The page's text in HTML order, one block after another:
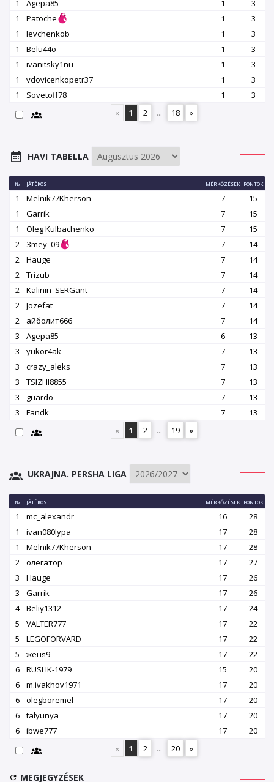
1
Agepa85 1
3
1
Patoche 1
3
1
levchenkob 1
3
1
Belu44o 1
3
1
ivanitsky1nu 1
3
1
vdovicenkopetr37 1
3
1
Sovetoff78 1
3
«
1 2 ... 18 »
HAVI TABELLA
№ JÁTÉKOS MÉRKŐZÉSEK PONTOK
1 Melnik77Kherson 7
15
1
Garrik 7
15
1
Oleg Kulbachenko 7
15
2
Зmey_09 7
14
2
Hauge 7
14
2
Trizub 7
14
2
Kalinin_SERGant 7
14
2
Jozefat 7
14
2
айболит666 7
14
3
Agepa85 6
13
3
yukor4ak 7
13
3
crazy_aleks 7
13
3
TSIZHI8855 7
13
3
guardo 7
13
3
Fandk 7
13
«
1 2 ... 19 »
UKRAJNA. PERSHA LIGA
№ JÁTÉKOS MÉRKŐZÉSEK PONTOK
1 mc_alexandr 16
28
1
ivan080lypa 17
28
1
Melnik77Kherson 17
28
2
олегатор 17
27
3
Hauge 17
26
3
Garrik 17
26
4
Beliy1312 17
24
5
VALTER777 17
22
5
LEGOFORVARD 17
22
5
женя9 17
22
6
RUSLIK-1979 15
20
6
m.ivakhov1971 17
20
6
olegboremel 17
20
6
talyunya 17
20
6
ibwe777 17
20
«
1 2 ... 20 »
MEGJEGYZÉSEK